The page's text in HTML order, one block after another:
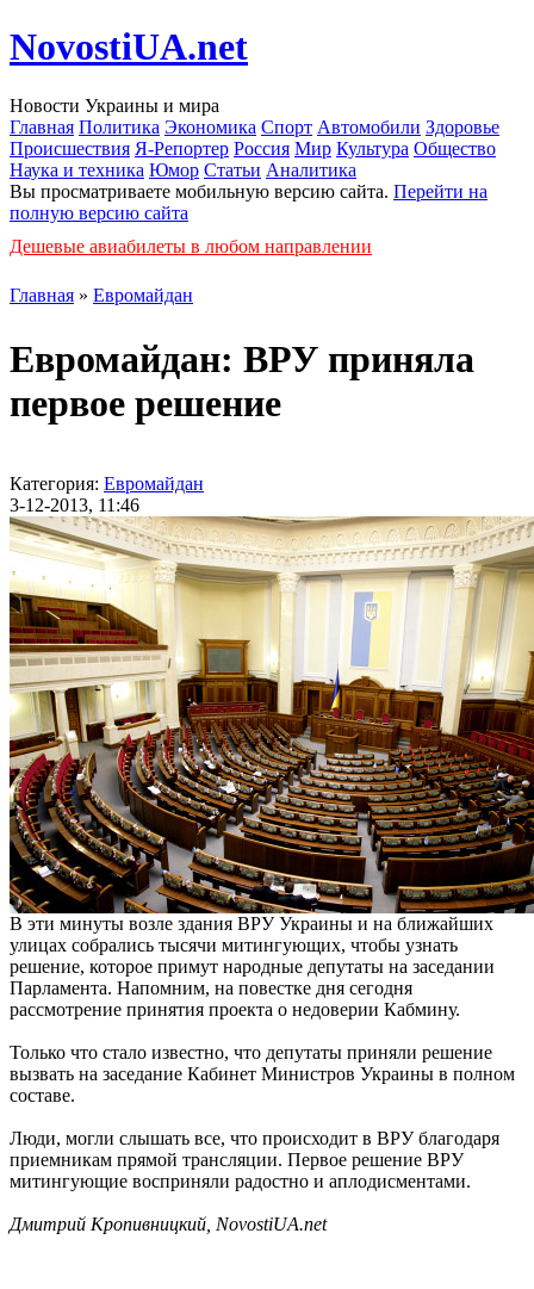
NovostiUA.net
Новости Украины и мира
Главная Политика Экономика Спорт Автомобили Здоровье
Происшествия Я-Репортер Россия Мир Культура Общество
Наука и техника Юмор Статьи Аналитика
Вы просматриваете мобильную версию сайта. Перейти на
полную версию сайта
Дешевые авиабилеты в любом направлении
Главная » Евромайдан
Евромайдан: ВРУ приняла
первое решение
Категория: Евромайдан
3-12-2013, 11:46
В эти минуты возле здания ВРУ Украины и на ближайших
улицах собрались тысячи митингующих, чтобы узнать
решение, которое примут народные депутаты на заседании
Парламента. Напомним, на повестке дня сегодня
рассмотрение принятия проекта о недоверии Кабмину.
Только что стало известно, что депутаты приняли решение
вызвать на заседание Кабинет Министров Украины в полном
составе.
Люди, могли слышать все, что происходит в ВРУ благодаря
приемникам прямой трансляции. Первое решение ВРУ
митингующие восприняли радостно и аплодисментами.
Дмитрий Кропивницкий, NovostiUA.net